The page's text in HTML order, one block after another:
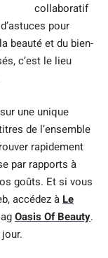
collaboratif
pour
beauté et du bien-
c’est le lieu
une unique
de l’ensemble
rapidement
par rapports à
goûts. Et si vous
accédez à Le
Oasis Of Beauty.